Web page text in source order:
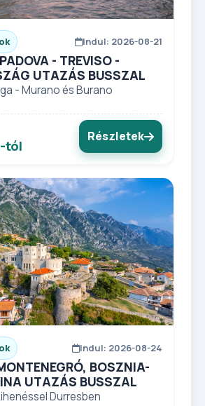
Indul: 2026-08-21
- TREVISO -
UTAZÁS BUSSZAL
- Murano és Burano
tól
Részletek
Indul: 2026-08-24
BOSZNIA-
UTAZÁS BUSSZAL
Durresben